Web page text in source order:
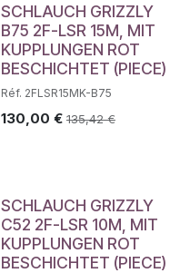
SCHLAUCH GRIZZLY
B75 2F-LSR 15M, MIT
KUPPLUNGEN ROT
BESCHICHTET (PIECE)
Réf. 2FLSR15MK-B75
130,00 € 135,42€
SCHLAUCH GRIZZLY
C52 2F-LSR 10M, MIT
KUPPLUNGEN ROT
BESCHICHTET (PIECE)